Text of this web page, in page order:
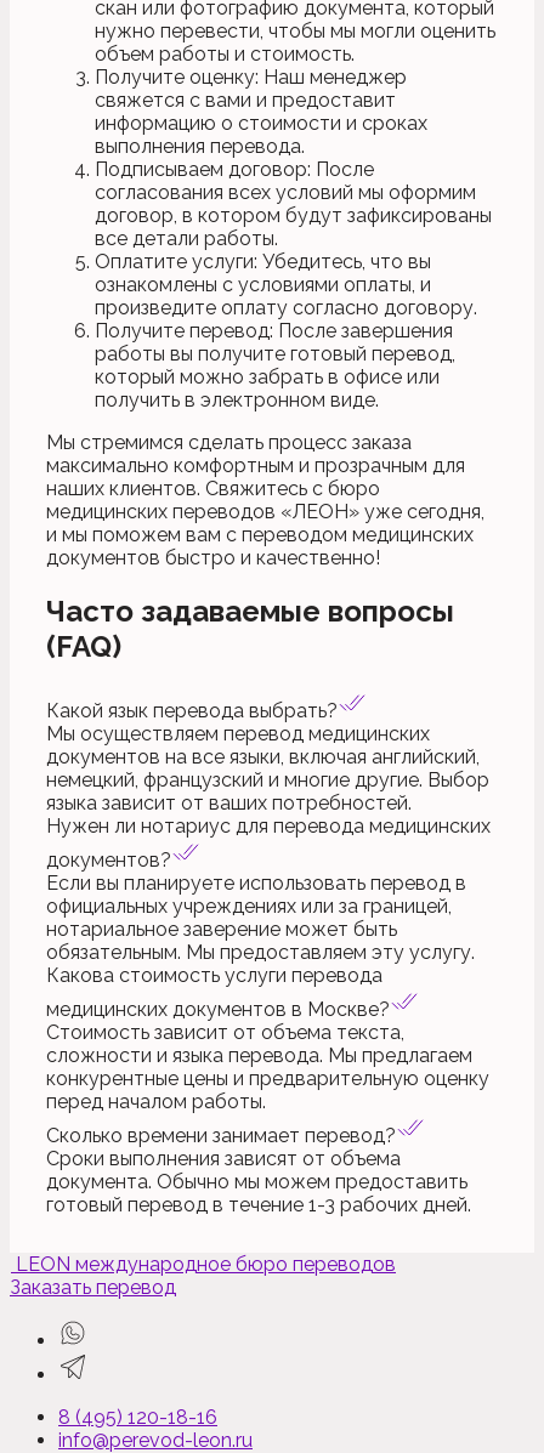
скан или фотографию документа, который
нужно перевести, чтобы мы могли оценить
объем работы и стоимость.
Получите оценку: Наш менеджер
свяжется с вами и предоставит
информацию о стоимости и сроках
выполнения перевода.
Подписываем договор: После
согласования всех условий мы оформим
договор, в котором будут зафиксированы
все детали работы.
Оплатите услуги: Убедитесь, что вы
ознакомлены с условиями оплаты, и
произведите оплату согласно договору.
Получите перевод: После завершения
работы вы получите готовый перевод,
который можно забрать в офисе или
получить в электронном виде.
Мы стремимся сделать процесс заказа
максимально комфортным и прозрачным для
наших клиентов. Свяжитесь с бюро
медицинских переводов «ЛЕОН» уже сегодня,
и мы поможем вам с переводом медицинских
документов быстро и качественно!
Часто задаваемые вопросы
(FAQ)
Какой язык перевода выбрать?
Мы осуществляем перевод медицинских
документов на все языки, включая английский,
немецкий, французский и многие другие. Выбор
языка зависит от ваших потребностей.
Нужен ли нотариус для перевода медицинских
документов?
Если вы планируете использовать перевод в
официальных учреждениях или за границей,
нотариальное заверение может быть
обязательным. Мы предоставляем эту услугу.
Какова стоимость услуги перевода
медицинских документов в Москве?
Стоимость зависит от объема текста,
сложности и языка перевода. Мы предлагаем
конкурентные цены и предварительную оценку
перед началом работы.
Сколько времени занимает перевод?
Сроки выполнения зависят от объема
документа. Обычно мы можем предоставить
готовый перевод в течение 1-3 рабочих дней.
LEON международное бюро переводов
Заказать перевод
8 (495) 120-18-16
info@perevod-leon.ru